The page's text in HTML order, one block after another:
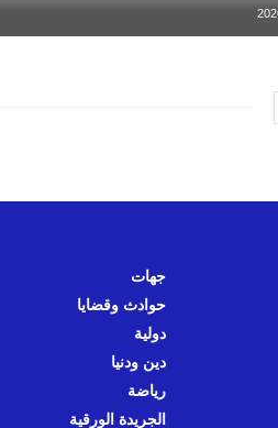
جهات
حوادث وقضايا
دولية
دين ودنيا
رياضة
الجريدة الورقية